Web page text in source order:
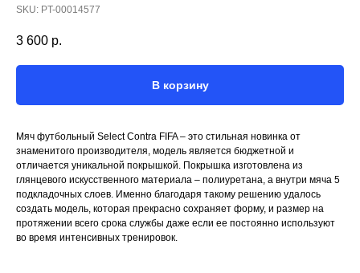
SKU: PT-00014577
3 600 р.
В корзину
Мяч футбольный Select Contra FIFA – это стильная новинка от
знаменитого производителя, модель является бюджетной и
отличается уникальной покрышкой. Покрышка изготовлена из
глянцевого искусственного материала – полиуретана, а внутри мяча 5
подкладочных слоев. Именно благодаря такому решению удалось
создать модель, которая прекрасно сохраняет форму, и размер на
протяжении всего срока службы даже если ее постоянно используют
во время интенсивных тренировок.